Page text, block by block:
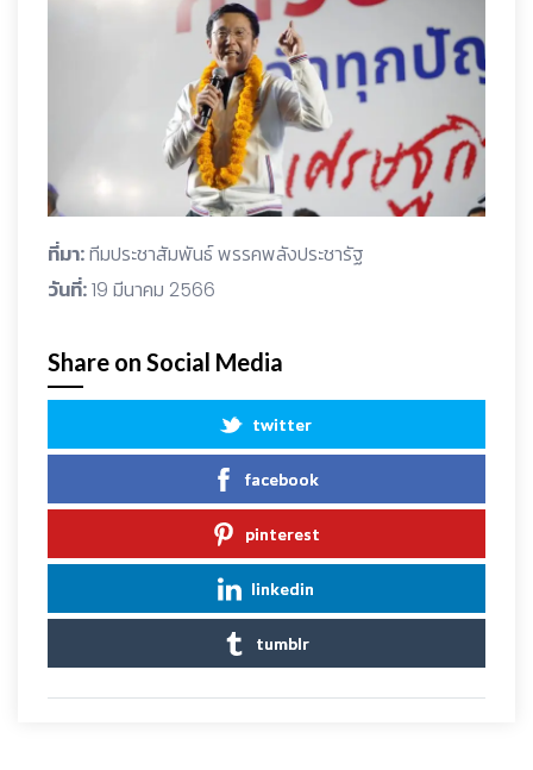
ที่มา:ทีมประชาสัมพันธ์ พรรคพลังประชารัฐ
วันที่:19 มีนาคม 2566
Share on Social Media
twitter
facebook
pinterest
linkedin
tumblr